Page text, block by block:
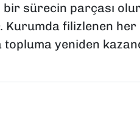
sürecin parçası
Kurumda filizlenen
topluma yeniden